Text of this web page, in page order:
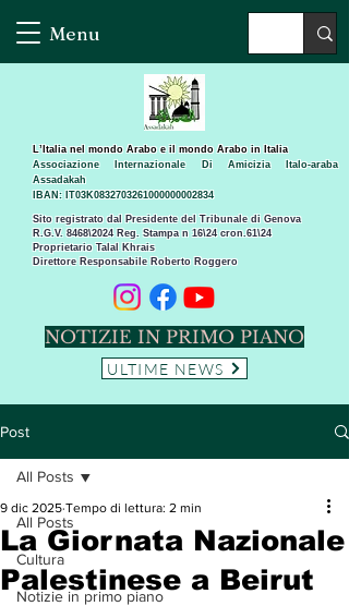
Menu
Sito registrato dal Presidente del Tribunale di Genova
R.G.V. 8468\2024 Reg. Stampa n 16\24 cron.61\24 ​
Proprietario Talal Khrais
Direttore Responsabile Roberto Roggero
L’Italia nel mondo Arabo e il mondo Arabo in Italia
Associazione Internazionale Di Amicizia Italo-araba
Assadakah
IBAN: IT03K0832703261000000002834
NOTIZIE IN PRIMO PIANO
ULTIME NEWS
Post
All Posts
Cultura
Notizie in primo piano
All Posts
La Giornata Nazionale
Palestinese a Beirut
9 dic 2025 Tempo di lettura: 2 min